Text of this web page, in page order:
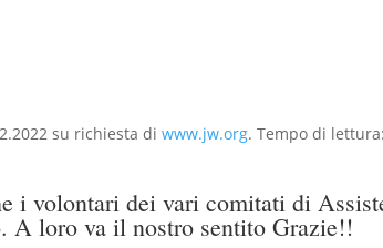
su richiesta diwww.jw.org. Tempo di
i volontari dei vari comitati di
A loro va il nostro sentito Grazie!!